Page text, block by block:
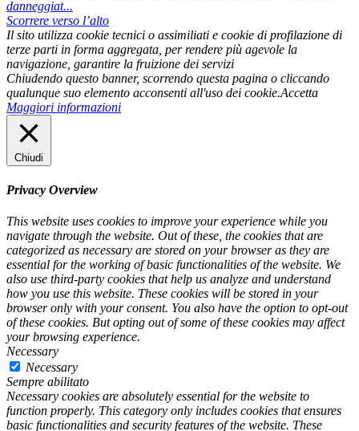
danneggiat...
Scorrere verso l’alto
Il sito utilizza cookie tecnici o assimiliati e cookie di profilazione di
terze parti in forma aggregata, per rendere più agevole la
navigazione, garantire la fruizione dei servizi
Chiudendo questo banner, scorrendo questa pagina o cliccando
qualunque suo elemento acconsenti all'uso dei cookie.Accetta
Maggiori informazioni
Chiudi
Privacy Overview
This website uses cookies to improve your experience while you
navigate through the website. Out of these, the cookies that are
categorized as necessary are stored on your browser as they are
essential for the working of basic functionalities of the website. We
also use third-party cookies that help us analyze and understand
how you use this website. These cookies will be stored in your
browser only with your consent. You also have the option to opt-out
of these cookies. But opting out of some of these cookies may affect
your browsing experience.
Necessary
Necessary
Sempre abilitato
Necessary cookies are absolutely essential for the website to
function properly. This category only includes cookies that ensures
basic functionalities and security features of the website. These